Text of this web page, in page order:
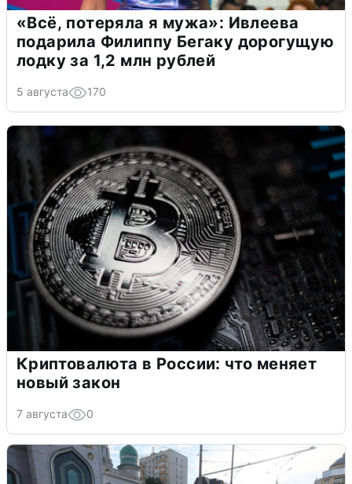
«Всё, потеряла я мужа»: Ивлеева
подарила Филиппу Бегаку дорогущую
лодку за 1,2 млн рублей
5 августа 170
Криптовалюта в России: что меняет
новый закон
7 августа 0